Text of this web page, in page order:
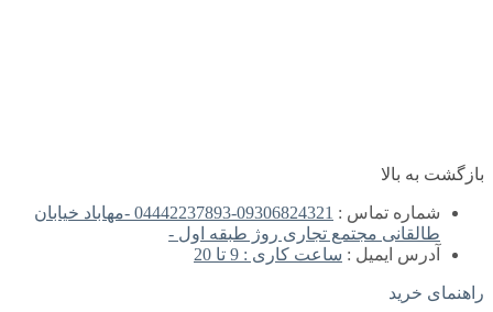
بازگشت به بالا
شماره تماس :
09306824321-04442237893 -مهاباد خیابان
طالقانی مجتمع تجاری روژ طبقه اول -
آدرس ایمیل : ساعت کاری : 9 تا 20
راهنمای خرید